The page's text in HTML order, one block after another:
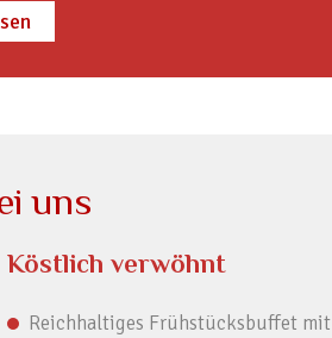
uns
Köstlich verwöhnt
Reichhaltiges Frühstücksbuffet mit